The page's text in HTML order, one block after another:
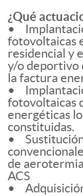
¿Qué
•
fotovoltaicas
residencial y
y/o deportivo
la factura
•
fotovoltaicas
energéticas
constituidas.
•
de
ACS
•